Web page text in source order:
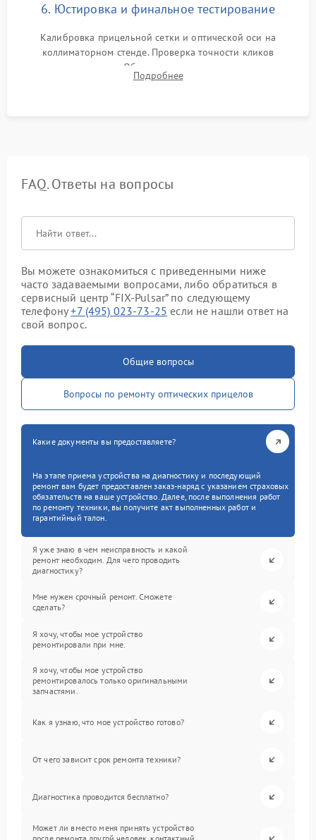
6. Юстировка и финальное тестирование
Калибровка прицельной сетки и оптической оси на
коллиматорном стенде. Проверка точности кликов
механизма поправок. Обязательное испытание прицела на
ударном стенде для проверки устойчивости к отдаче и
Подробнее
FAQ. Ответы на вопросы
Вы можете ознакомиться с приведенными ниже
часто задаваемыми вопросами, либо обратиться в
сервисный центр “FIX-Pulsar” по следующему
телефону+7 (495) 023-73-25 если не нашли ответ на
свой вопрос.
Общие вопросы
Вопросы по ремонту оптических прицелов
Какие документы вы предоставляете?
На этапе приема устройства на диагностику и последующий
ремонт вам будет предоставлен заказ-наряд с указанием страховых
обязательств на ваше устройство. Далее, после выполнения работ
по ремонту техники, вы получите акт выполненных работ и
гарантийный талон.
Я уже знаю в чем неисправность и какой
ремонт необходим. Для чего проводить
диагностику?
Мне нужен срочный ремонт. Сможете
сделать?
Я хочу, чтобы мое устройство
ремонтировали при мне.
Я хочу, чтобы мое устройство
ремонтировалось только оригинальными
запчастями.
Как я узнаю, что мое устройство готово?
От чего зависит срок ремонта техники?
Диагностика проводится бесплатно?
Может ли вместо меня принять устройство